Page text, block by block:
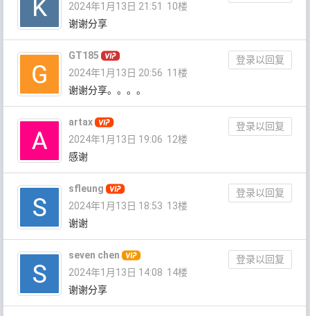
2024年1月13日 21:51
10楼
谢谢分享
GT185
登录以回复
2024年1月13日 20:56 11楼
谢谢分享。。。。
artax
登录以回复
2024年1月13日 19:06 12楼
感谢
sfleung
登录以回复
2024年1月13日 18:53 13楼
谢谢
seven chen
登录以回复
2024年1月13日 14:08 14楼
谢谢分享